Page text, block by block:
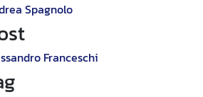
Spagnolo
Franceschi